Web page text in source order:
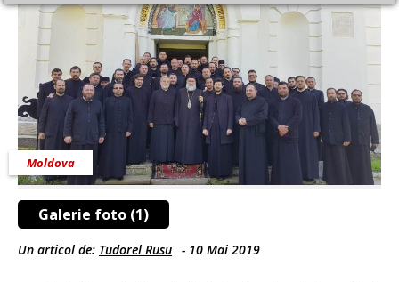
Galerie foto (1)
Moldova
Un articol de: Tudorel Rusu - 10 Mai 2019